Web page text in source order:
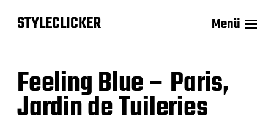
STYLECLICKER Menü
Feeling Blue – Paris,
Jardin de Tuileries